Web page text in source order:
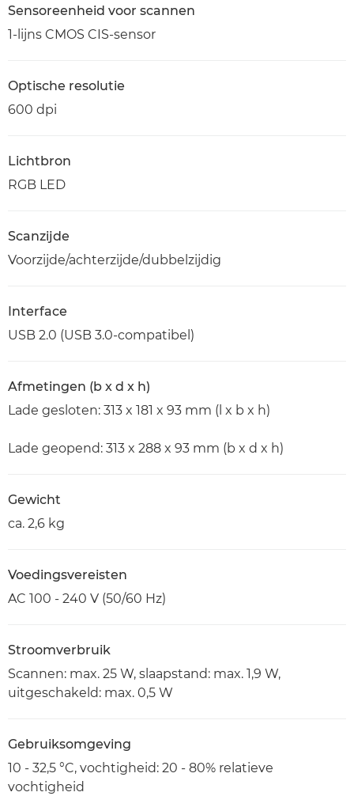
Sensoreenheid voor scannen
1-lijns CMOS CIS-sensor
Optische resolutie
600 dpi
Lichtbron
RGB LED
Scanzijde
Voorzijde/achterzijde/dubbelzijdig
Interface
USB 2.0 (USB 3.0-compatibel)
Afmetingen (b x d x h)
Lade gesloten: 313 x 181 x 93 mm (l x b x h)
Lade geopend: 313 x 288 x 93 mm (b x d x h)
Gewicht
ca. 2,6 kg
Voedingsvereisten
AC 100 - 240 V (50/60 Hz)
Stroomverbruik
Scannen: max. 25 W, slaapstand: max. 1,9 W,
uitgeschakeld: max. 0,5 W
Gebruiksomgeving
10 - 32,5 °C, vochtigheid: 20 - 80% relatieve
vochtigheid